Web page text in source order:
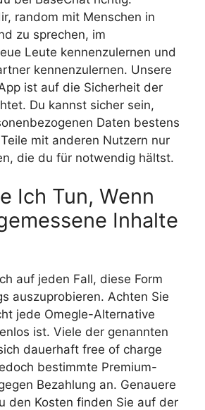
random mit Menschen in
zu sprechen, im
Leute kennenzulernen und
kennenzulernen. Unsere
ist auf die Sicherheit der
Du kannst sicher sein,
Daten bestens
mit anderen Nutzern nur
die du für notwendig hältst.
Ich Tun, Wenn
Inhalte
auf jeden Fall, diese Form
auszuprobieren. Achten Sie
jede Omegle-Alternative
ist. Viele der genannten
dauerhaft free of charge
bestimmte Premium-
Bezahlung an. Genauere
den Kosten finden Sie auf der